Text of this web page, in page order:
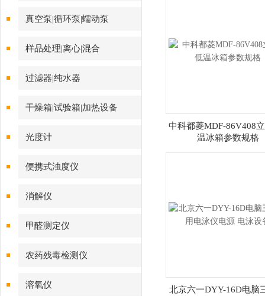
真空泵|循环泵|蠕动泵
样品处理|离心|混合
过滤器|纯水器
干燥箱|试验箱|加热设备
光度计
便携式浊度仪
消解仪
甲醛测定仪
农药残毒检测仪
溶氧仪
中科都菱MDF-86V408
温冰箱参数规格
北京六一DYY-16D电脑